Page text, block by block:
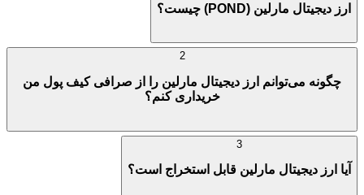
ارز دیجیتال مارلین (POND) چیست؟
چگونه می‌توانم ارز دیجیتال مارلین را از صرافی کیف پول من
خریداری کنم؟
آیا ارز دیجیتال مارلین قابل استخراج است؟